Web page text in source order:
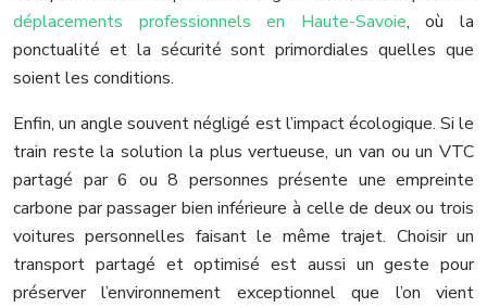
déplacements professionnels en Haute-Savoie, où la
ponctualité et la sécurité sont primordiales quelles que
soient les conditions.
Enfin, un angle souvent négligé est l’impact écologique. Si le
train reste la solution la plus vertueuse, un van ou un VTC
partagé par 6 ou 8 personnes présente une empreinte
carbone par passager bien inférieure à celle de deux ou trois
voitures personnelles faisant le même trajet. Choisir un
transport partagé et optimisé est aussi un geste pour
préserver l’environnement exceptionnel que l’on vient